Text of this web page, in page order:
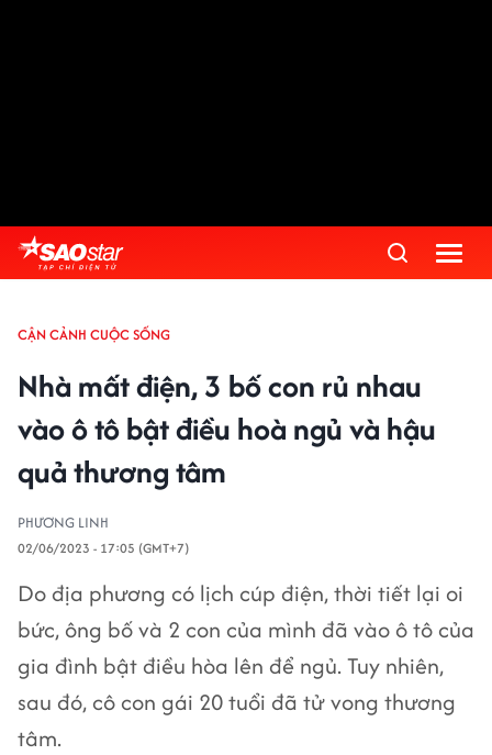
CẬN CẢNH CUỘC SỐNG
Nhà mất điện, 3 bố con rủ nhau
vào ô tô bật điều hoà ngủ và hậu
quả thương tâm
PHƯƠNG LINH
02/06/2023 - 17:05 (GMT+7)
Do địa phương có lịch cúp điện, thời tiết lại oi
bức, ông bố và 2 con của mình đã vào ô tô của
gia đình bật điều hòa lên để ngủ. Tuy nhiên,
sau đó, cô con gái 20 tuổi đã tử vong thương
tâm.